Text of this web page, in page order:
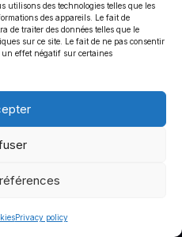
utilisons des technologies telles que les
des appareils. Le fait de
de traiter des données telles que le
sur ce site. Le fait de ne pas consentir
un effet négatif sur certaines
Privacy policy